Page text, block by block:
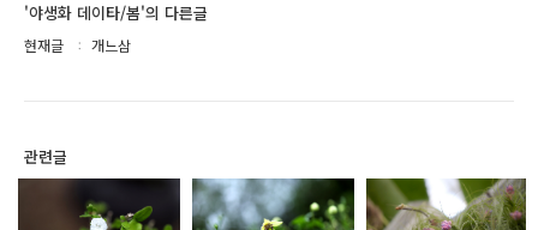
'야생화 데이타/봄'의 다른글
현재글 개느삼
관련글